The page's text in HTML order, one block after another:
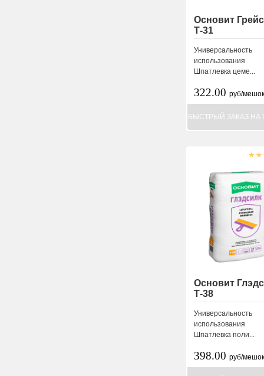
Основит
Т-31
Универсальность
использования
Шпатлевка цеме...
322.00 руб/мешок
БЫСТРЫЙ ЗАКАЗ НА
Основит
Т-38
Универсальность
использования
Шпатлевка поли...
398.00 руб/мешок